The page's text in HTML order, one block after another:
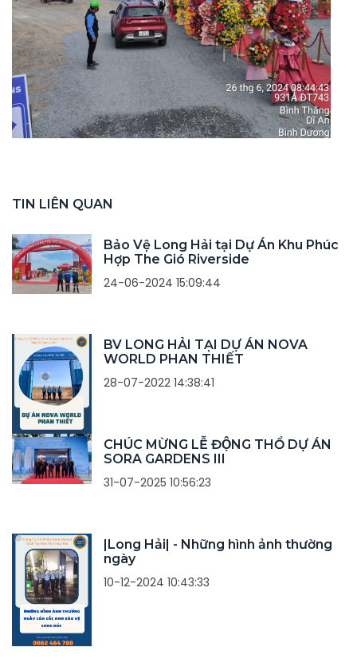
TIN LIÊN QUAN
Bảo Vệ Long Hải tại Dự Án Khu Phúc
Hợp The Gió Riverside
24-06-2024 15:09:44
BV LONG HẢI TẠI DỰ ÁN NOVA
WORLD PHAN THIẾT
28-07-2022 14:38:41
CHÚC MỪNG LỄ ĐỘNG THỔ DỰ ÁN
SORA GARDENS III
31-07-2025 10:56:23
|Long Hải| - Những hình ảnh thường
ngày
10-12-2024 10:43:33